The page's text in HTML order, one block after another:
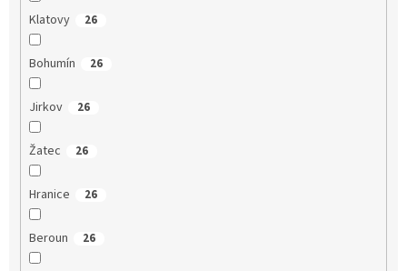
Klatovy 26
Bohumín 26
Jirkov 26
Žatec 26
Hranice 26
Beroun 26